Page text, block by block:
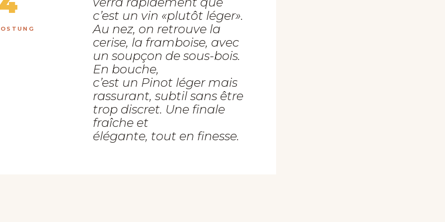
c’est un vin «plutôt léger».
Au nez, on retrouve la
cerise, la framboise, avec
un soupçon de sous-bois.
En bouche,
c’est un Pinot léger mais
rassurant, subtil sans être
trop discret. Une finale
fraîche et
élégante, tout en finesse.